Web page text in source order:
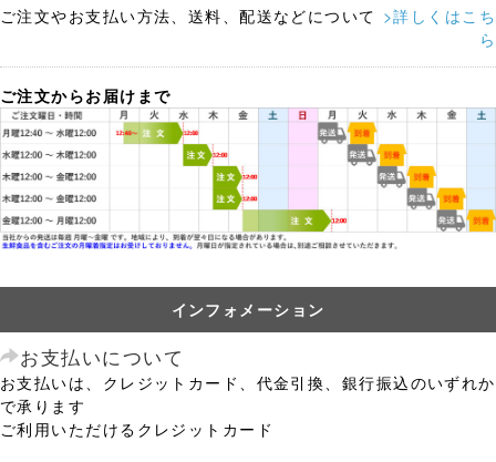
ご注文やお支払い方法、送料、配送などについて >詳しくはこち
ら
ご注文からお届けまで
インフォメーション
お支払いについて
お支払いは、クレジットカード、代金引換、銀行振込のいずれか
で承ります
ご利用いただけるクレジットカード